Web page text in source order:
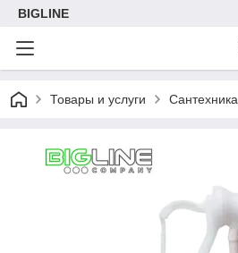
BIGLINE
Товары и услуги Сантехника